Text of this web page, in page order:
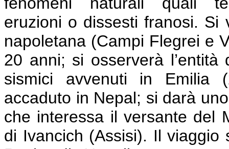
eruzioni o dissesti franosi. Si
napoletana (Campi Flegrei e
20 anni; si osserverà
sismici avvenuti in Emilia
accaduto in Nepal; si darà
che interessa il versante del
di Ivancich (Assisi). Il